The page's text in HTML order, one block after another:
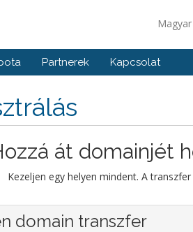
Magyar
Partnerek Kapcsolat
át domainjét
Kezeljen egy helyen mindent. A
domain transzfer